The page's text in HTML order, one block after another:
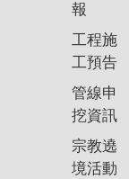
報
工程施
工預告
管線申
挖資訊
宗教遶
境活動